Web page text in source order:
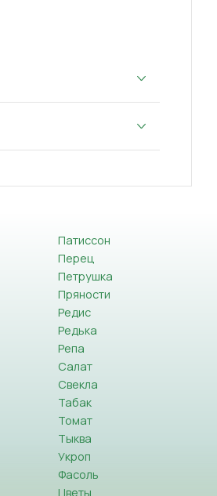
Патиссон
Перец
Петрушка
Пряности
Редис
Редька
Репа
Салат
Свекла
Табак
Томат
Тыква
Укроп
Фасоль
Цветы